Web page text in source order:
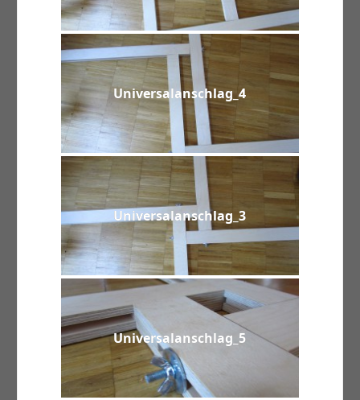
Universalanschlag_4
Universalanschlag_3
Universalanschlag_5